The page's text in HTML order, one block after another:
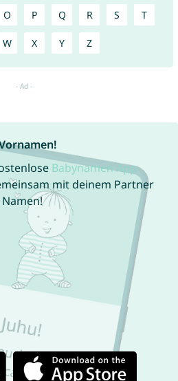
O P Q R S T
W X Y Z
Babynamen App
mit deinem Partner